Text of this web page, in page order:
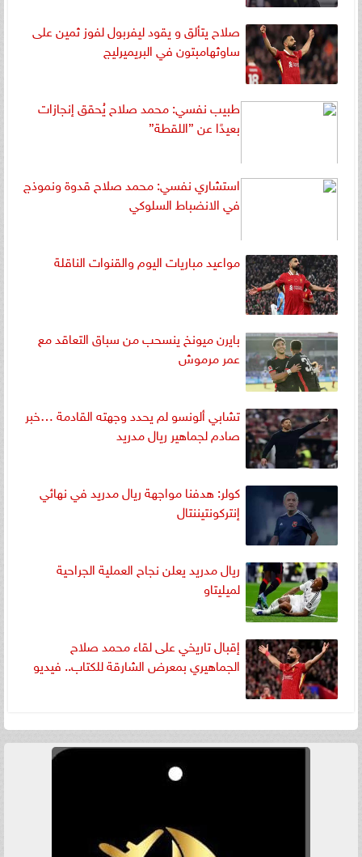
صلاح يتألق و يقود ليفربول لفوز ثمين على
ساوثهامبتون في البريميرليج
طبيب نفسي: محمد صلاح يُحقق إنجازات
بعيدًا عن ”اللقطة”
استشاري نفسي: محمد صلاح قدوة ونموذج
في الانضباط السلوكي
مواعيد مباريات اليوم والقنوات الناقلة
بايرن ميونخ ينسحب من سباق التعاقد مع
عمر مرموش
تشابي ألونسو لم يحدد وجهته القادمة …خبر
صادم لجماهير ريال مدريد
كولر: هدفنا مواجهة ريال مدريد في نهائي
إنتركونتيننتال
ريال مدريد يعلن نجاح العملية الجراحية
لميليتاو
إقبال تاريخي على لقاء محمد صلاح
الجماهيري بمعرض الشارقة للكتاب.. فيديو